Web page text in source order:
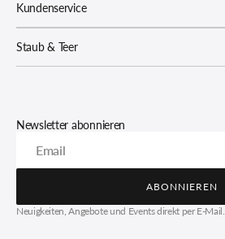
Kundenservice
Staub & Teer
Newsletter abonnieren
Email
ABONNIEREN
ABONNIEREN
Neuigkeiten, Angebote und Events direkt per E-Mail.